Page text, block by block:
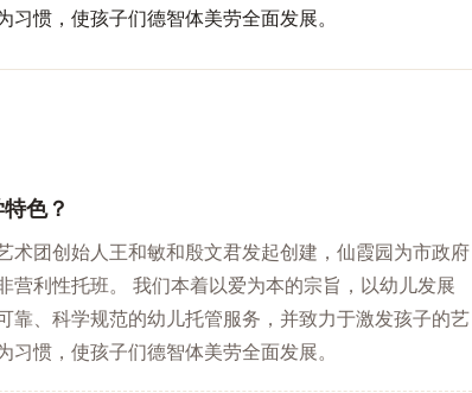
习惯，使孩子们德智体美劳全面发展。
色？
术团创始人王和敏和殷文君发起创建，仙霞园为市政府
营利性托班。 我们本着以爱为本的宗旨，以幼儿发展
靠、科学规范的幼儿托管服务，并致力于激发孩子的艺
习惯，使孩子们德智体美劳全面发展。